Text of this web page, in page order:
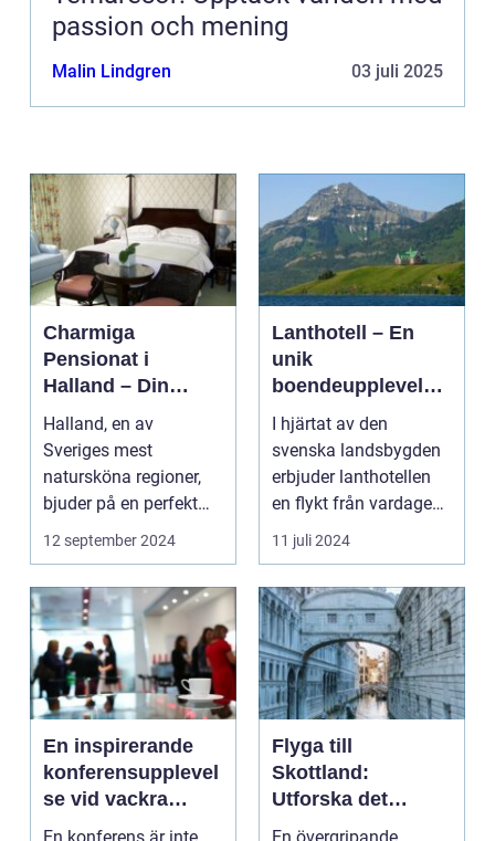
passion och mening
Malin Lindgren 03 juli 2025
Charmiga
Pensionat i
Halland – Din
Guide till Ett
Bekymmersfritt
Getaway
Halland, en av
Sveriges mest
natursköna regioner,
bjuder på en perfekt
kombination av idy...
12 september 2024
Lanthotell – En
unik
boendeupplevelse
i harmoni med
naturen
I hjärtat av den
svenska landsbygden
erbjuder lanthotellen
en flykt från vardagens
hektik...
11 juli 2024
En inspirerande
konferensupplevel
se vid vackra
Tylösand
Flyga till
Skottland:
Utforska det
vackra landet på